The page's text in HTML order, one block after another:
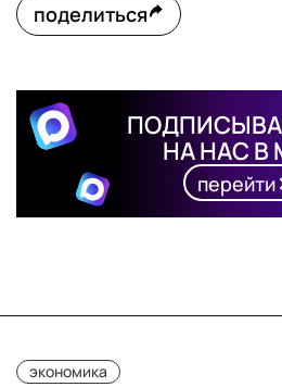
поделиться
НА НАС В
перейти
экономика